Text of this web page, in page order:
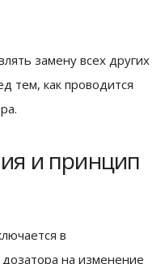
замену всех других
тем, как проводится
и принцип
в
дозатора на изменение